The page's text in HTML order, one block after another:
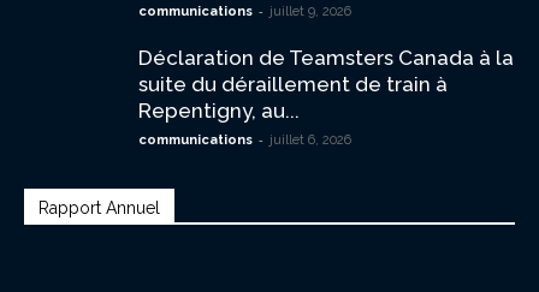
communications - juillet 9, 2026
Déclaration de Teamsters Canada à la
suite du déraillement de train à
Repentigny, au...
communications - juillet 6, 2026
Rapport Annuel